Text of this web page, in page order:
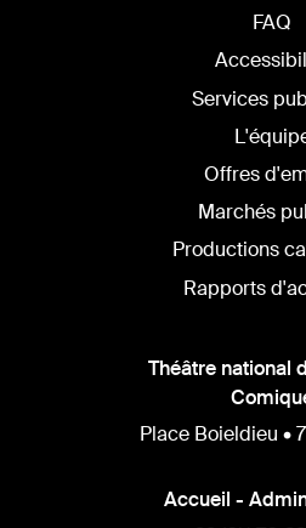
FAQ
Services
Offres
Marchés
Productions
Rapports
Théâtre national
Place Boieldieu •
Accueil -